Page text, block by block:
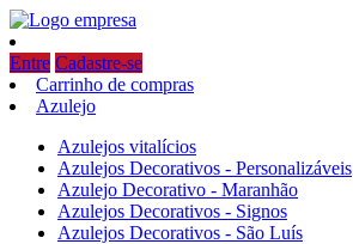
Entre Cadastre-se
Carrinho de compras
Azulejo
Azulejos vitalícios
Azulejos Decorativos - Personalizáveis
Azulejo Decorativo - Maranhão
Azulejos Decorativos - Signos
Azulejos Decorativos - São Luís